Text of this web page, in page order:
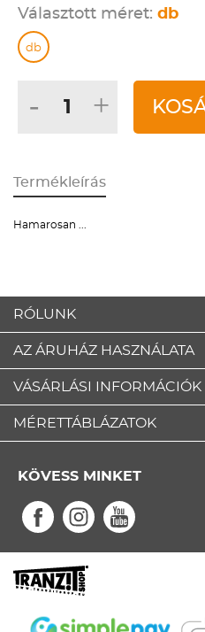
Választott méret: db
db
- +
Termékleírás
Hamarosan ...
RÓLUNK
AZ ÁRUHÁZ HASZNÁLATA
VÁSÁRLÁSI INFORMÁCIÓK
MÉRETTÁBLÁZATOK
KÖVESS MINKET